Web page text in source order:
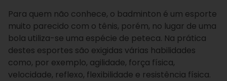
Para quem não conhece, o badminton é um esporte
muito parecido com o tênis, porém, no lugar de uma
bola utiliza-se uma espécie de peteca. Na prática
destes esportes são exigidas várias habilidades
como, por exemplo, agilidade, força física,
velocidade, reflexo, flexibilidade e resistência física.